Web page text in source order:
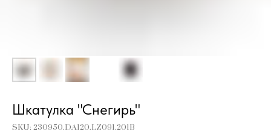
Шкатулка "Снегирь"
SKU: 230950.DA120.LZ091.201B